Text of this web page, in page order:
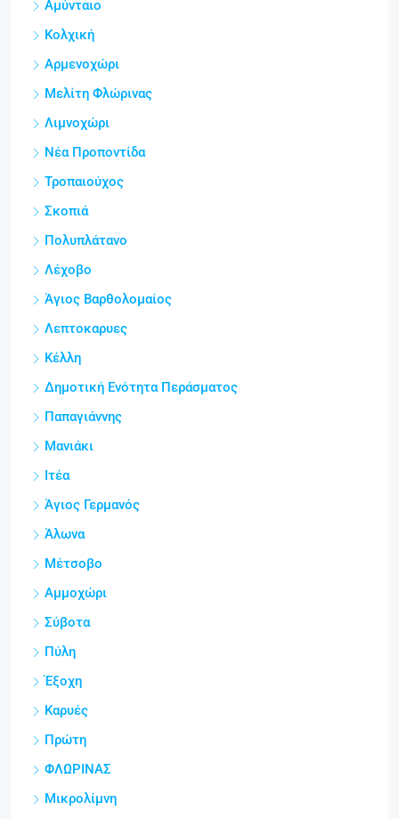
Αμύνταιο
Κολχική
Αρμενοχώρι
Μελίτη Φλώρινας
Λιμνοχώρι
Νέα Προποντίδα
Τροπαιούχος
Σκοπιά
Πολυπλάτανο
Λέχοβο
Άγιος Βαρθολομαίος
Λεπτοκαρυες
Κέλλη
Δημοτική Ενότητα Περάσματος
Παπαγιάννης
Μανιάκι
Ιτέα
Άγιος Γερμανός
Άλωνα
Μέτσοβο
Αμμοχώρι
Σύβοτα
Πύλη
Έξοχη
Καρυές
Πρώτη
ΦΛΩΡΙΝΑΣ
Μικρολίμνη